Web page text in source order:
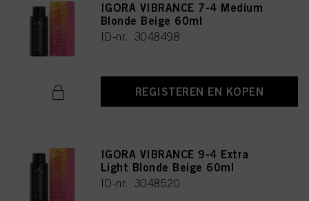
IGORA VIBRANCE 7-4 Medium
Blonde Beige 60ml
ID-nr. 3048498
REGISTEREN EN KOPEN
IGORA VIBRANCE 9-4 Extra
Light Blonde Beige 60ml
ID-nr. 3048520